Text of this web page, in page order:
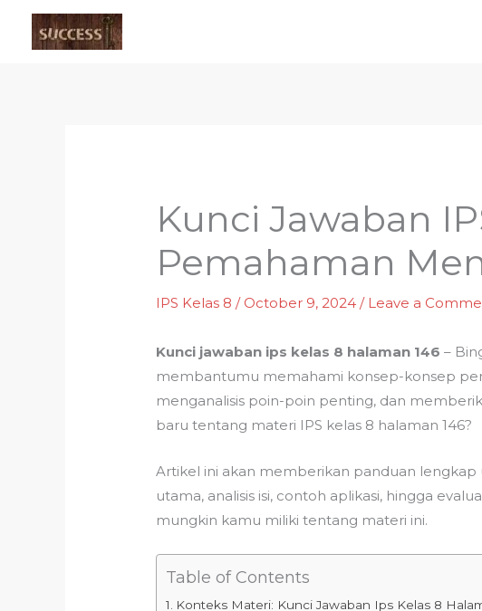
Kunci Jawaban
Pemahaman
IPS Kelas 8 / October 9, 2024/ Leave a
Kunci jawaban ips kelas 8 halaman 146 –
membantumu memahami konsep-konsep
menganalisis poin-poin penting, dan
baru tentang materi IPS kelas 8 halaman 146?
Artikel ini akan memberikan panduan lengkap
utama, analisis isi, contoh aplikasi, hingga
mungkin kamu miliki tentang materi ini.
Table of Contents
Konteks Materi: Kunci Jawaban Ips Kelas 8